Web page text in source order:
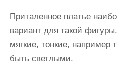
Приталенное платье
вариант для такой
мягкие, тонкие, например
быть светлыми.